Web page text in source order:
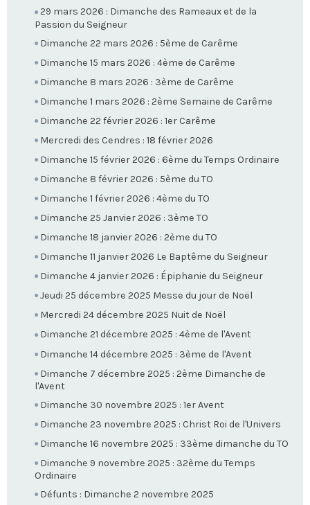
29 mars 2026 : Dimanche des Rameaux et de la
Passion du Seigneur
Dimanche 22 mars 2026 : 5ème de Carême
Dimanche 15 mars 2026 : 4ème de Carême
Dimanche 8 mars 2026 : 3ème de Carême
Dimanche 1 mars 2026 : 2ème Semaine de Carême
Dimanche 22 février 2026 : 1er Carême
Mercredi des Cendres : 18 février 2026
Dimanche 15 février 2026 : 6ème du Temps Ordinaire
Dimanche 8 février 2026 : 5ème du TO
Dimanche 1 février 2026 : 4ème du TO
Dimanche 25 Janvier 2026 : 3ème TO
Dimanche 18 janvier 2026 : 2ème du TO
Dimanche 11 janvier 2026 Le Baptême du Seigneur
Dimanche 4 janvier 2026 : Épiphanie du Seigneur
Jeudi 25 décembre 2025 Messe du jour de Noël
Mercredi 24 décembre 2025 Nuit de Noël
Dimanche 21 décembre 2025 : 4ème de l'Avent
Dimanche 14 décembre 2025 : 3ème de l'Avent
Dimanche 7 décembre 2025 : 2ème Dimanche de
l'Avent
Dimanche 30 novembre 2025 : 1er Avent
Dimanche 23 novembre 2025 : Christ Roi de l'Univers
Dimanche 16 novembre 2025 : 33ème dimanche du TO
Dimanche 9 novembre 2025 : 32ème du Temps
Ordinaire
Défunts : Dimanche 2 novembre 2025